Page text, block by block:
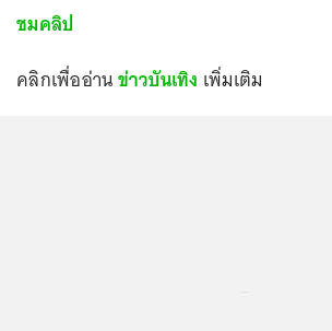
ชมคลิป
คลิกเพื่ออ่านข่าวบันเทิง เพิ่มเติม